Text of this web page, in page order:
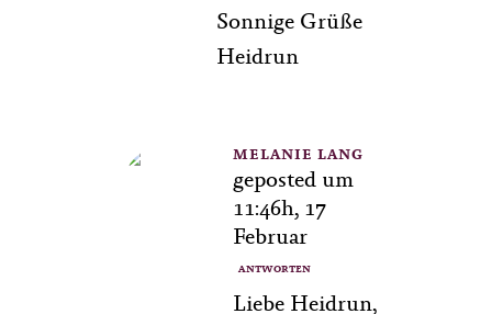
Sonnige Grüße
Heidrun
MELANIE LANG
geposted um
11:46h, 17
Februar
ANTWORTEN
Liebe Heidrun,